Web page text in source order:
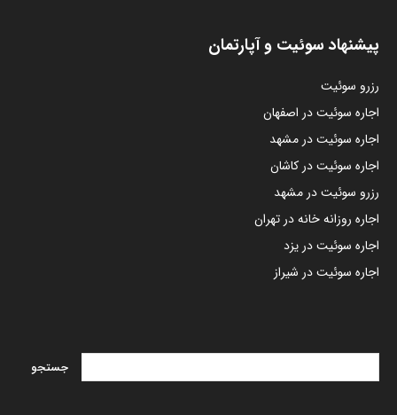
پیشنهاد سوئیت و آپارتمان
رزرو سوئیت
اجاره سوئیت در اصفهان
اجاره سوئیت در مشهد
اجاره سوئیت در کاشان
رزرو سوئیت در مشهد
اجاره روزانه خانه در تهران
اجاره سوئیت در یزد
اجاره سوئیت در شیراز